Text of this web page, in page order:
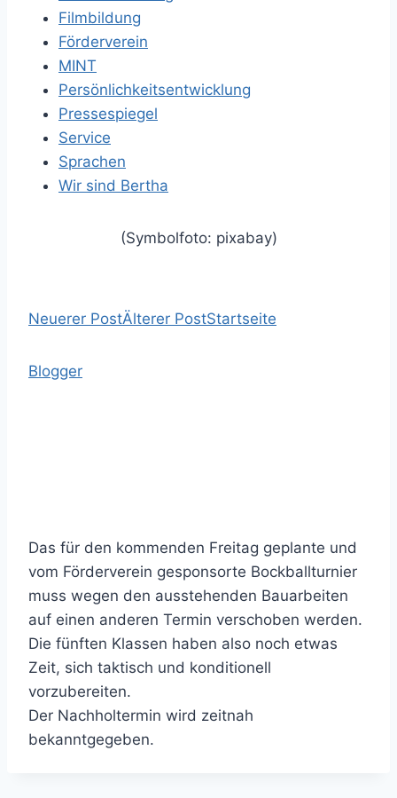
Filmbildung
Förderverein
MINT
Persönlichkeitsentwicklung
Pressespiegel
Service
Sprachen
Wir sind Bertha
(Symbolfoto: pixabay)
Neuerer PostÄlterer PostStartseite
Blogger
Das für den kommenden Freitag geplante und
vom Förderverein gesponsorte Bockballturnier
muss wegen den ausstehenden Bauarbeiten
auf einen anderen Termin verschoben werden.
Die fünften Klassen haben also noch etwas
Zeit, sich taktisch und konditionell
vorzubereiten.
Der Nachholtermin wird zeitnah
bekanntgegeben.